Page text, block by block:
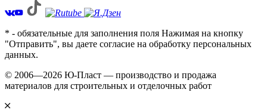
* - обязательные для заполнения поля Нажимая на кнопку
"Отправить", вы даете согласие на обработку персональных
данных.
© 2006—2026 Ю-Пласт — производство и продажа
материалов для строительных и отделочных работ